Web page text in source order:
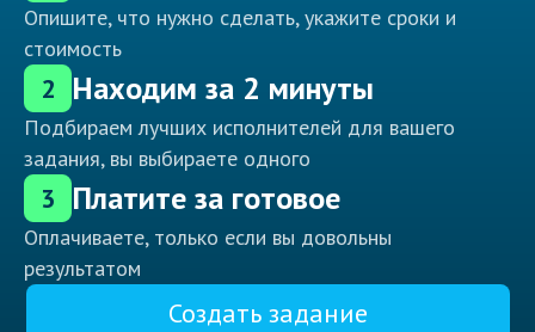
Опишите, что нужно сделать, укажите сроки и
стоимость
2 Находим за 2 минуты
Подбираем лучших исполнителей для вашего
задания, вы выбираете одного
3 Платите за готовое
Оплачиваете, только если вы довольны
результатом
Создать задание